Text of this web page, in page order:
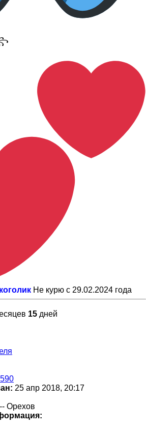
Не курю с 29.02.2024 года
15 дней
25 апр 2018, 20:17
Орехов